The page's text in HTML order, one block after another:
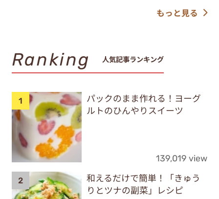
もっと見る
Ranking 人気記事ランキング
パックのまま作れる！ヨーグ
ルトのひんやりスイーツ
139,019 view
和えるだけで簡単！「きゅう
りとツナの副菜」レシピ